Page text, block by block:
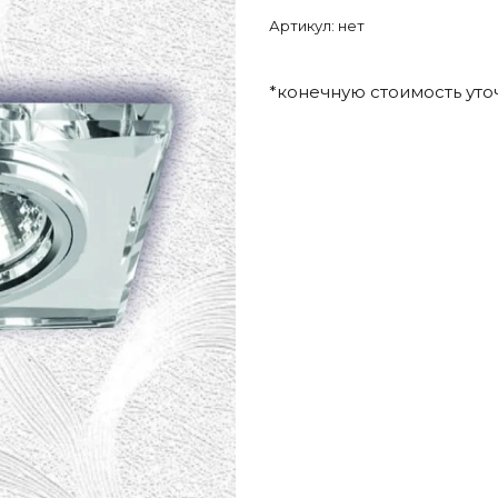
Артикул: нет
*конечную стоимость